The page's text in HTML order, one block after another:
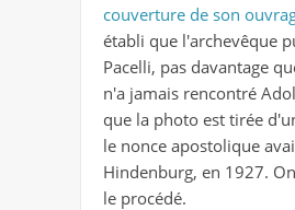
couverture de son
établi que l'archevêque
Pacelli, pas davantage
n'a jamais rencontré
que la photo est tirée
le nonce apostolique
Hindenburg, en 1927.
le procédé.